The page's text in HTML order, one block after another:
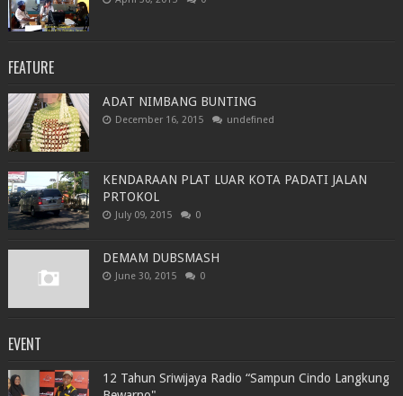
FEATURE
ADAT NIMBANG BUNTING
December 16, 2015 undefined
KENDARAAN PLAT LUAR KOTA PADATI JALAN
PRTOKOL
July 09, 2015 0
DEMAM DUBSMASH
June 30, 2015 0
EVENT
12 Tahun Sriwijaya Radio “Sampun Cindo Langkung